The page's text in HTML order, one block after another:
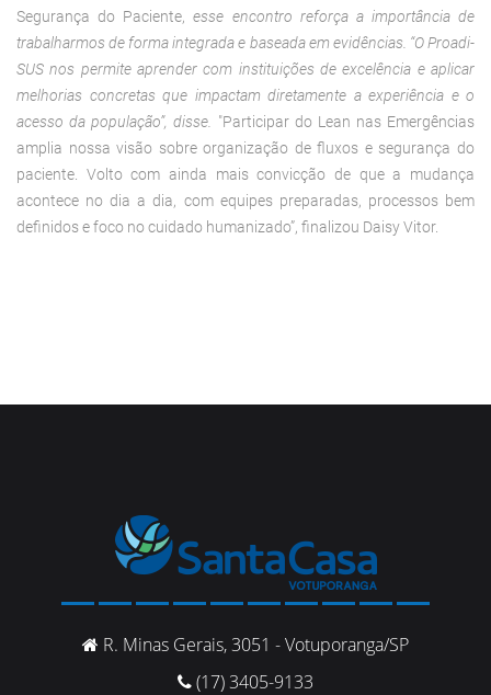
Segurança do Paciente,esse encontro reforça a importância de
trabalharmos de forma integrada e baseada em evidências. “O Proadi-
SUS nos permite aprender com instituições de excelência e aplicar
melhorias concretas que impactam diretamente a experiência e o
acesso da população”, disse.
"Participar do Lean nas Emergências
amplia nossa visão sobre organização de fluxos e segurança do
paciente. Volto com ainda mais convicção de que a mudança
acontece no dia a dia, com equipes preparadas, processos bem
definidos e foco no cuidado humanizado”, finalizou Daisy Vitor.
R. Minas Gerais, 3051 - Votuporanga/SP
(17) 3405-9133